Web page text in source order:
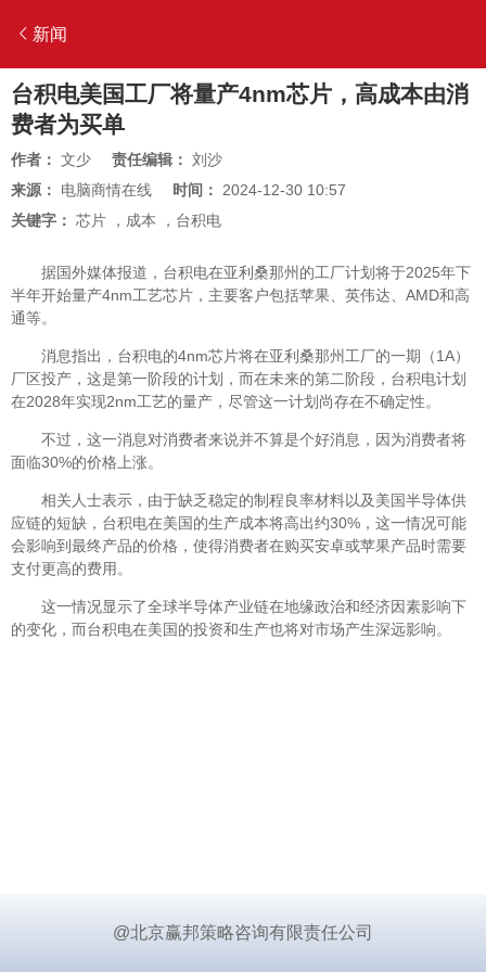
新闻
台积电美国工厂将量产4nm芯片，高成本由消
费者为买单
作者： 文少 责任编辑： 刘沙
来源： 电脑商情在线 时间： 2024-12-30 10:57
关键字： 芯片 ， 成本 ， 台积电
据国外媒体报道，台积电在亚利桑那州的工厂计划将于2025年下
半年开始量产4nm工艺芯片，主要客户包括苹果、英伟达、AMD和高
通等。
消息指出，台积电的4nm芯片将在亚利桑那州工厂的一期（1A）
厂区投产，这是第一阶段的计划，而在未来的第二阶段，台积电计划
在2028年实现2nm工艺的量产，尽管这一计划尚存在不确定性。
不过，这一消息对消费者来说并不算是个好消息，因为消费者将
面临30%的价格上涨。
相关人士表示，由于缺乏稳定的制程良率材料以及美国半导体供
应链的短缺，台积电在美国的生产成本将高出约30%，这一情况可能
会影响到最终产品的价格，使得消费者在购买安卓或苹果产品时需要
支付更高的费用。
这一情况显示了全球半导体产业链在地缘政治和经济因素影响下
的变化，而台积电在美国的投资和生产也将对市场产生深远影响。
@北京赢邦策略咨询有限责任公司